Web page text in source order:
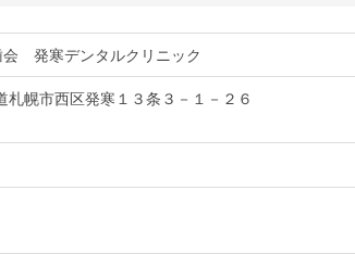
発寒デンタルクリニック
幌市西区発寒１３条３－１－２６